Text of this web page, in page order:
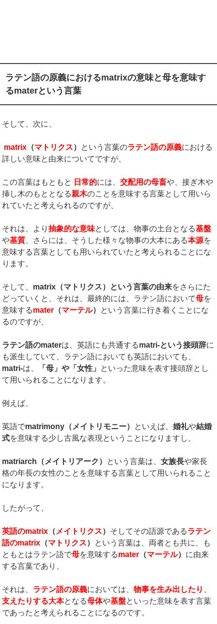
ラテン語の原義におけるmatrixの意味と母を意味す
るmaterという言葉
そして、次に、
matrix （マトリクス） という言葉のラテン語の原義における
詳しい意味と由来についてですが、
この言葉はもともと 日常的には、交配用の母畜や、接ぎ木や
挿し木のもととなる親木のことを意味する言葉として用いら
れていたと考えられるのですが、
それは、より抽象的な意味としては、物事の土台となる基盤
や基質、さらには、そうした様々な物事の大本にある本源を
意味する言葉としても用いられていたと考えられることにな
ります。
そして、 matrix （マトリクス）という言葉の由来をさらにた
どっていくと、それは、最終的には、ラテン語において母を
意味するmater （マーテル） という言葉に行き着くことにな
るのですが、
ラテン語のmaterは、英語にも共通するmatri-という接頭辞に
も派生していて、ラテン語においても英語においても、
matri-は、 「母」や「女性」 といった意味を表す接頭辞とし
て用いられることになります。
例えば、
英語でmatrimony （メイトリモニー） といえば、婚礼や結婚
式を意味する少し古風な表現ということになりますし、
matriarch （メイトリアーク） という言葉は、女族長や家長
格の年長の女性のことを意味する言葉として用いられること
になります。
したがって、
英語のmatrix （メイトリクス） そしてその語源であるラテン
語のmatrix （マトリクス） という言葉は、両者とも共に、も
ともとはラテン語で母を意味するmater （マーテル） に由来
する言葉であり、
それは、 ラテン語の原義においては、物事を生み出したり 、
支えたりする大本となる母体や基盤といった意味を表す言葉
であったと考えられることになるのです。